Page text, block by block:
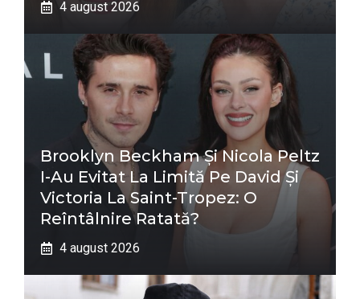
4 august 2026
Brooklyn Beckham Și Nicola Peltz
I-Au Evitat La Limită Pe David Și
Victoria La Saint-Tropez: O
Reîntâlnire Ratată?
4 august 2026